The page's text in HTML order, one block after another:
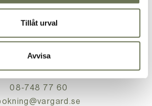
Tillåt urval
Avvisa
BOKNING
08-748 77 60